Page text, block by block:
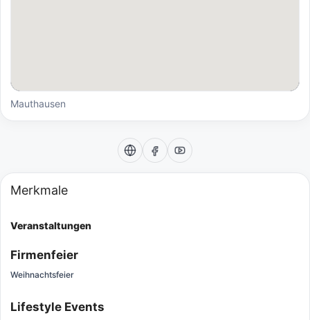
Mauthausen
Merkmale
Veranstaltungen
Firmenfeier
Weihnachtsfeier
Lifestyle Events